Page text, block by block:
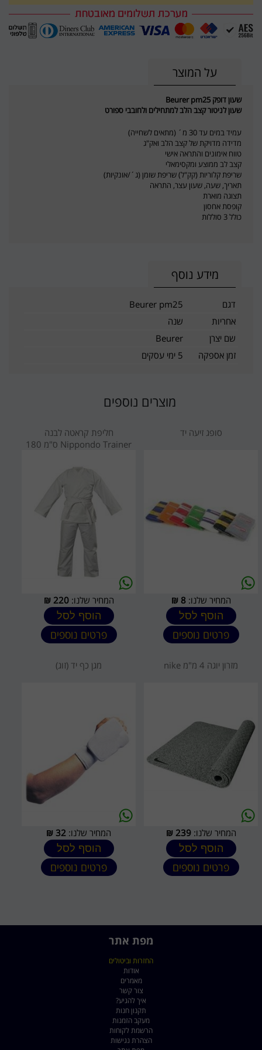
על המוצר
שעון דופק Beurer pm25
שעון לניטור קצב הלב למתחילים ולחובבי ספורט
עמיד במים עד 30 מ´ (מתאים לשחייה)
מדידה מדויקת של קצב הלב ואק"ג
טווח אימונים והתראה אישי
קצב לב ממוצע ומקסימאלי
שריפת קלוריות (קק"ל) שריפת שומן (ג´/אונקיות)
תאריך, שעה, שעון עצר, התראה
תצוגה מוארת
קופסת אחסון
כולל 3 סוללות
מידע נוסף
דגם
Beurer pm25
אחריות
שנה
שם יצרן
Beurer
זמן אספקה
5 ימי עסקים
מוצרים נוספים
סופג זיעה יד
המחיר שלנו:8
₪
הוסף לסל
פרטים נוספים
חליפת קראטה לבנה
Nippondo Trainer ס"מ 180
המחיר שלנו:220
₪
הוסף לסל
פרטים נוספים
מזרון יוגה 4 מ"מ nike
המחיר שלנו:239
₪
הוסף לסל
פרטים נוספים
מגן כף יד (זוג)
המחיר שלנו: 32
₪
הוסף לסל
פרטים נוספים
מפת אתר
החזרות וביטולים
אודות
מאמרים
צור קשר
איך להגיע?
תקנון חנות
מעקב הזמנות
הרשמת לקוחות
הצהרת נגישות